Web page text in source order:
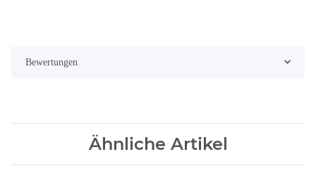
Bewertungen
Ähnliche Artikel